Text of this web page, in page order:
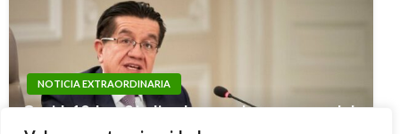
NOTICIA EXTRAORDINARIA
Covid-19: Los 9 indicadores sobre avances del